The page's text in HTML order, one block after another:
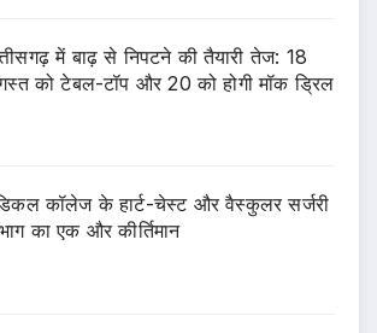
में बाढ़ से निपटने की तैयारी तेज: 18
को टेबल-टॉप और 20 को होगी मॉक ड्रिल
कॉलेज के हार्ट-चेस्ट और वैस्कुलर सर्जरी
का एक और कीर्तिमान